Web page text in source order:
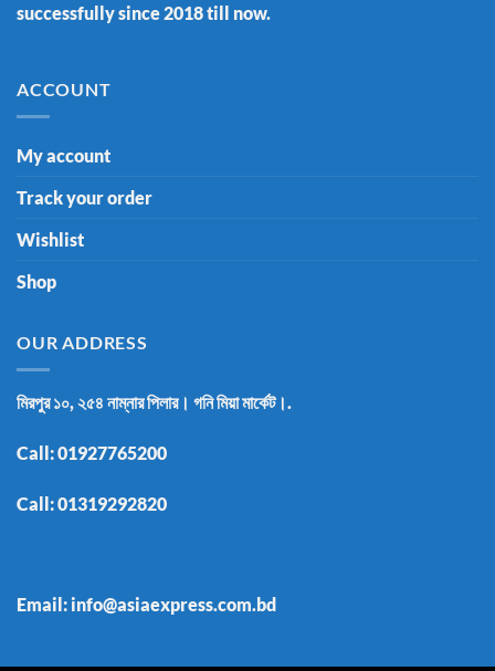
successfully since 2018 till now.
ACCOUNT
My account
Track your order
Wishlist
Shop
OUR ADDRESS
মিরপুর ১০, ২৫৪ নাম্নার পিলার। গনি মিয়া মার্কেট।.
Call:01927765200
Call:01319292820
Email: info@asiaexpress.com.bd